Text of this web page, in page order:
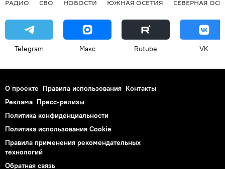
РАДИО СВО НОВОСТИ ЮЖНАЯ ОСЕТИЯ СЕВЕРНАЯ
Telegram Макс Rutube VK
О проекте Правила использования Контакты
Реклама Пресс-релизы
Политика конфиденциальности
Политика использования Cookie
Правила применения рекомендательных
технологий
Обратная связь